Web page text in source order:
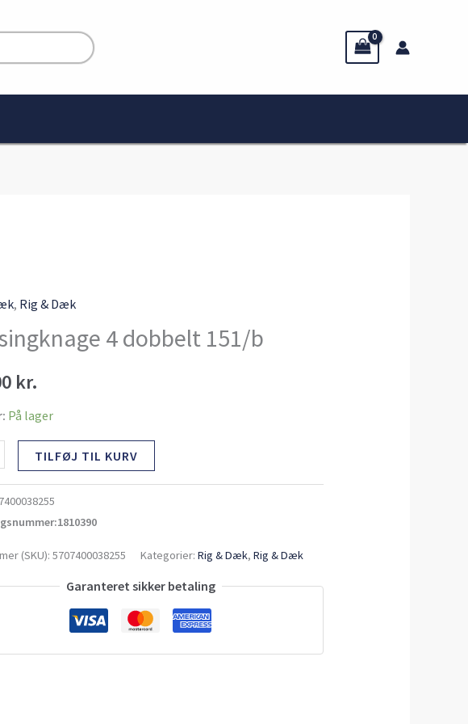
, Rig & Dæk
4 dobbelt 151/b
kr.
På lager
TILFØJ TIL KURV
(SKU):5707400038255 Kategorier:Rig & Dæk,Rig & Dæk
Garanteret sikker betaling